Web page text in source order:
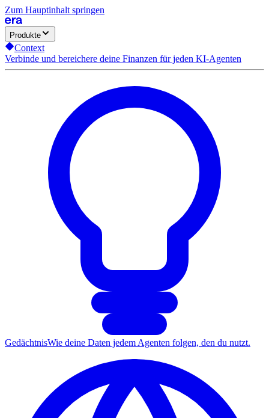
Zum Hauptinhalt springen
Produkte
Context
Verbinde und bereichere deine Finanzen für jeden KI-Agenten
GedächtnisWie deine Daten jedem Agenten folgen, den du nutzt.